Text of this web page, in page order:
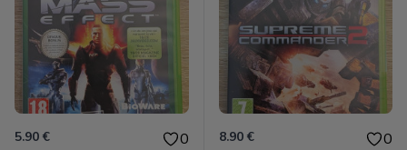
5.90 € 0 8.90 € 0